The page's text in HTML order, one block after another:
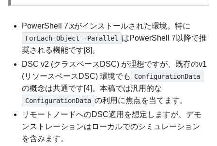
PowerShell 7.xがインストールされた環境。特に
ForEach-Object -Parallel
はPowerShell 7以降で推
奨される機能です[8]。
DSC v2 (クラスベースDSC) が理想ですが、既存のv1
(リソースベースDSC) 環境でも
ConfigurationData
の概念は共通です[4]。本稿では汎用的な
ConfigurationData の利用に焦点を当てます。
リモートノードへのDSC適用を想定しますが、デモ
ンストレーションはローカルでのシミュレーション
を含みます。